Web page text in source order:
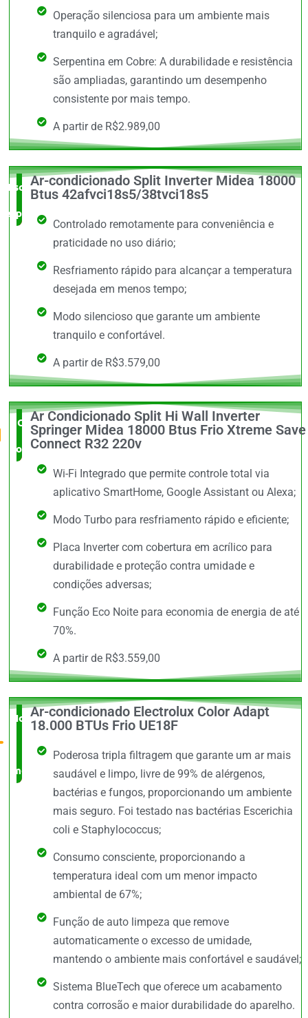
Operação silenciosa para um ambiente mais
tranquilo e agradável;
Serpentina em Cobre: A durabilidade e resistência
são ampliadas, garantindo um desempenho
consistente por mais tempo.
A partir de R$2.989,00
Escolha do
especialista
Ar-condicionado Split Inverter Midea 18000
Btus 42afvci18s5/38tvci18s5
Controlado remotamente para conveniência e
praticidade no uso diário;
Resfriamento rápido para alcançar a temperatura
desejada em menos tempo;
Modo silencioso que garante um ambiente
tranquilo e confortável.
A partir de R$3.579,00
O Mais
completo
Ar Condicionado Split Hi Wall Inverter
Springer Midea 18000 Btus Frio Xtreme Save
Connect R32 220v
Wi-Fi Integrado que permite controle total via
aplicativo SmartHome, Google Assistant ou Alexa;
Modo Turbo para resfriamento rápido e eficiente;
Placa Inverter com cobertura em acrílico para
durabilidade e proteção contra umidade e
condições adversas;
Função Eco Noite para economia de energia de até
70%.
A partir de R$3.559,00
Novidade
no
mercado
Ar-condicionado Electrolux Color Adapt
18.000 BTUs Frio UE18F
Poderosa tripla filtragem que garante um ar mais
saudável e limpo, livre de 99% de alérgenos,
bactérias e fungos, proporcionando um ambiente
mais seguro. Foi testado nas bactérias Escerichia
coli e Staphylococcus;
Consumo consciente, proporcionando a
temperatura ideal com um menor impacto
ambiental de 67%;
Função de auto limpeza que remove
automaticamente o excesso de umidade,
mantendo o ambiente mais confortável e saudável;
Sistema BlueTech que oferece um acabamento
contra corrosão e maior durabilidade do aparelho.